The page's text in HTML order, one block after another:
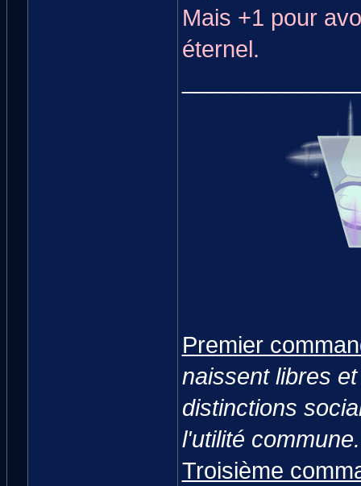
Mais +1 pour
éternel.
Premier
naissent libres
distinctions
l'utilité commune.
Troisième